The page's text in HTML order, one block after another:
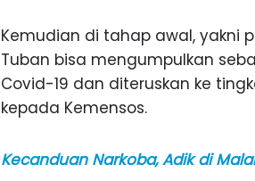
Kemudian di tahap awal, yakni
Tuban bisa mengumpulkan
Covid-19 dan diteruskan ke
kepada Kemensos.
Kecanduan Narkoba, Adik di
MANIS, LEGIT, DAN PAHIT,
DURIAN SEGULUNG MADIUN